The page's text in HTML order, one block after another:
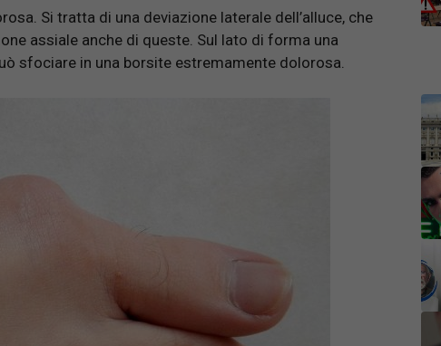
Si tratta di una deviazione laterale dell’alluce, che
assiale anche di queste. Sul lato di forma una
sfociare in una borsite estremamente dolorosa.